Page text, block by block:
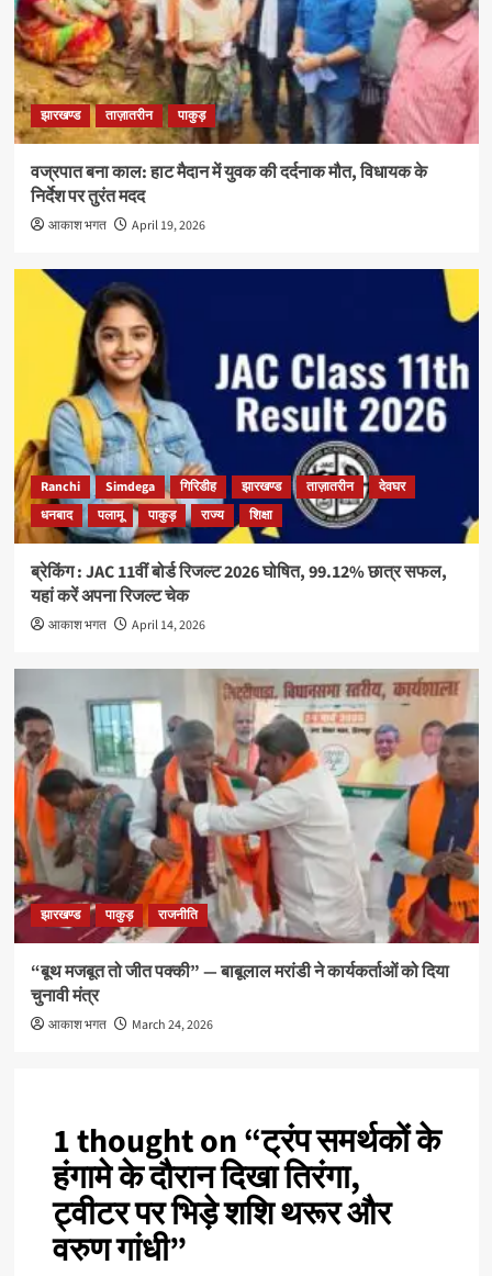
झारखण्ड ताज़ातरीन पाकुड़
वज्रपात बना काल: हाट मैदान में युवक की दर्दनाक मौत, विधायक के
निर्देश पर तुरंत मदद
आकाश भगत April 19, 2026
Ranchi Simdega गिरिडीह झारखण्ड ताज़ातरीन
देवघर
धनबाद
पलामू पाकुड़ राज्य शिक्षा
ब्रेकिंग : JAC 11वीं बोर्ड रिजल्ट 2026 घोषित, 99.12% छात्र सफल,
यहां करें अपना रिजल्ट चेक
आकाश भगत April 14, 2026
झारखण्ड पाकुड़ राजनीति
“बूथ मजबूत तो जीत पक्की” — बाबूलाल मरांडी ने कार्यकर्ताओं को दिया
चुनावी मंत्र
आकाश भगत March 24, 2026
1 thought on “ट्रंप समर्थकों के
हंगामे के दौरान दिखा तिरंगा,
ट्वीटर पर भिड़े शशि थरूर और
वरुण गांधी”